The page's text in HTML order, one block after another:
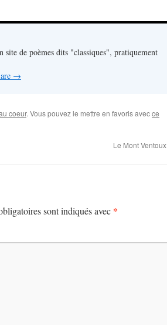
site de poèmes dits "classiques", pratiquement
→
coeur. Vous pouvez le mettre en favoris avecce
Le Mont Ventoux
sont indiqués avec *